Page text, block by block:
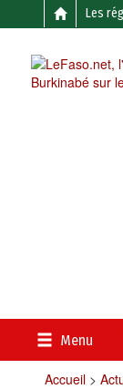
Les
Menu
Accueil>